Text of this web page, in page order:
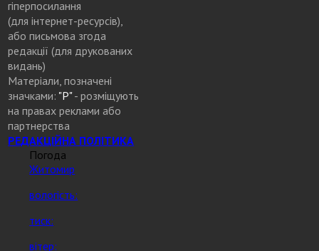
гіперпосилання
(для інтернет-ресурсів),
або письмова згода
редакції (для друкованих
видань)
Матеріали, позначені
значками: "Р"- розміщують
на правах реклами або
партнерства
РЕДАКЦІЙНА ПОЛІТИКА
Погода
Житомир
вологість:
тиск:
вітер: